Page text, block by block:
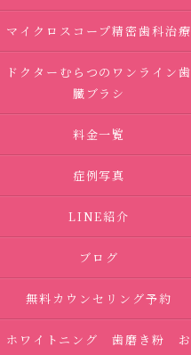
マイクロスコープ精密歯科治療
ドクターむらつのワンライン歯
臓ブラシ
料金一覧
症例写真
LINE紹介
ブログ
無料カウンセリング予約
ホワイトニング 歯磨き粉 お